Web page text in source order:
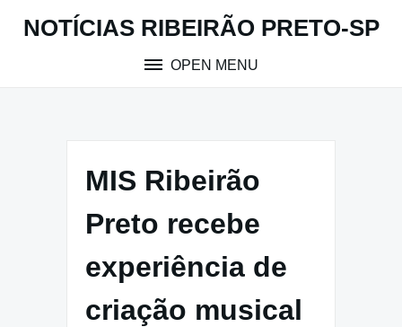
NOTÍCIAS RIBEIRÃO PRETO-SP
OPEN MENU
MIS Ribeirão
Preto recebe
experiência de
criação musical